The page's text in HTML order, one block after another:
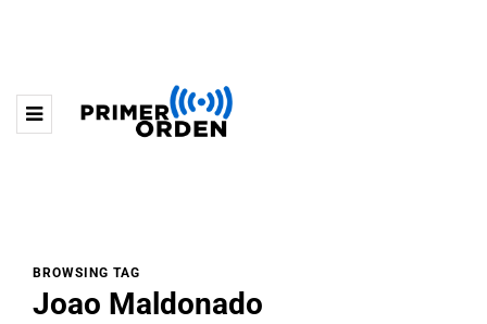
BROWSING TAG
Joao Maldonado